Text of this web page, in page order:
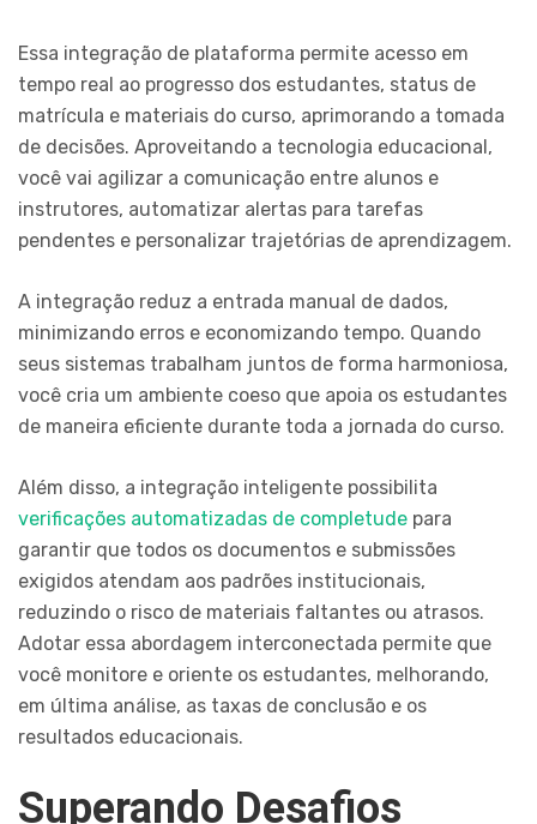
Essa integração de plataforma permite acesso em
tempo real ao progresso dos estudantes, status de
matrícula e materiais do curso, aprimorando a tomada
de decisões. Aproveitando a tecnologia educacional,
você vai agilizar a comunicação entre alunos e
instrutores, automatizar alertas para tarefas
pendentes e personalizar trajetórias de aprendizagem.
A integração reduz a entrada manual de dados,
minimizando erros e economizando tempo. Quando
seus sistemas trabalham juntos de forma harmoniosa,
você cria um ambiente coeso que apoia os estudantes
de maneira eficiente durante toda a jornada do curso.
Além disso, a integração inteligente possibilita
verificações automatizadas de completude para
garantir que todos os documentos e submissões
exigidos atendam aos padrões institucionais,
reduzindo o risco de materiais faltantes ou atrasos.
Adotar essa abordagem interconectada permite que
você monitore e oriente os estudantes, melhorando,
em última análise, as taxas de conclusão e os
resultados educacionais.
Superando Desafios